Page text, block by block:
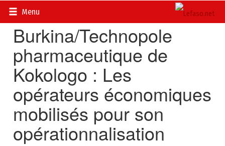
Menu
Accueil>
Burkina/Technopole
pharmaceutique de
Kokologo : Les
opérateurs économiques
mobilisés pour son
opérationnalisation